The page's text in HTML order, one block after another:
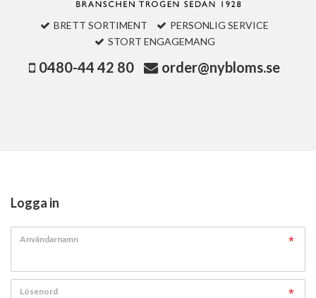
BRETT SORTIMENT
PERSONLIG SERVICE
STORT ENGAGEMANG
0480-44 42 80 order@nybloms.se
Logga in
Användarnamn
Lösenord